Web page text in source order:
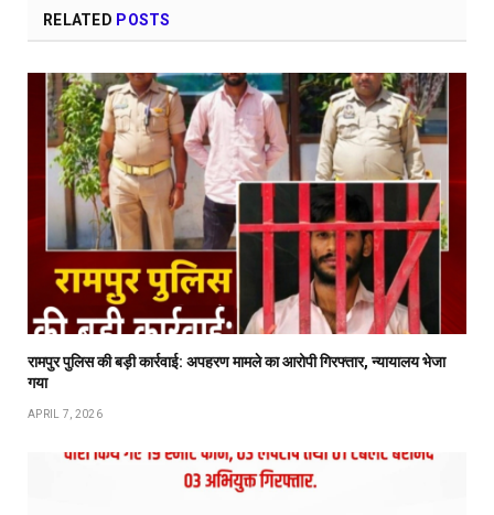
RELATED POSTS
रामपुर पुलिस की बड़ी कार्रवाई: अपहरण मामले का आरोपी गिरफ्तार, न्यायालय भेजा
गया
APRIL 7, 2026